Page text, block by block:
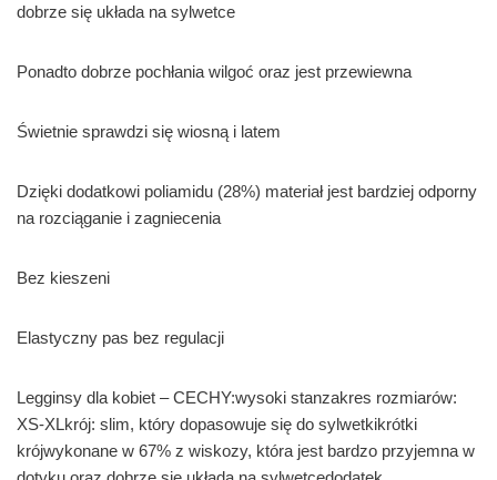
dobrze się układa na sylwetce
Ponadto dobrze pochłania wilgoć oraz jest przewiewna
Świetnie sprawdzi się wiosną i latem
Dzięki dodatkowi poliamidu (28%) materiał jest bardziej odporny
na rozciąganie i zagniecenia
Bez kieszeni
Elastyczny pas bez regulacji
Legginsy dla kobiet – CECHY:wysoki stanzakres rozmiarów:
XS-XLkrój: slim, który dopasowuje się do sylwetkikrótki
krójwykonane w 67% z wiskozy, która jest bardzo przyjemna w